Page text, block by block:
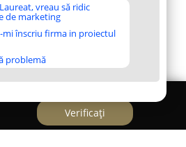
vreau să ridic
de marketing
mi înscriu firma in proiectul
problemă
Verificați